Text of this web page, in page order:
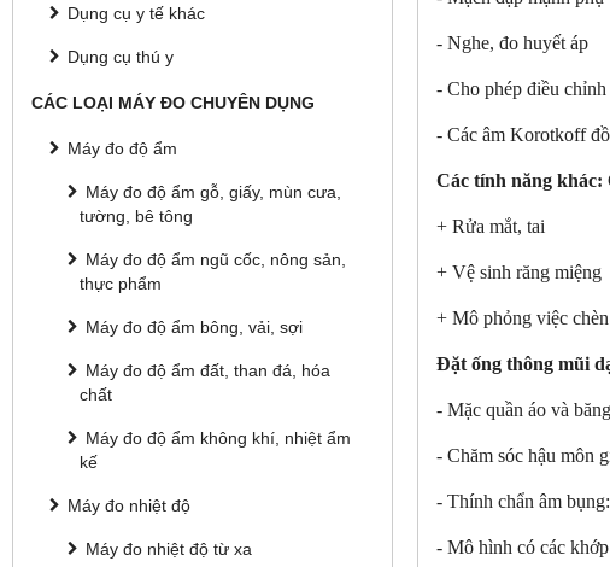
Dụng cụ y tế khác
Dụng cụ thú y
CÁC LOẠI MÁY ĐO CHUYÊN DỤNG
Máy đo độ ẩm
Máy đo độ ẩm gỗ, giấy, mùn cưa,
tường, bê tông
Máy đo độ ẩm ngũ cốc, nông sản,
thực phẩm
Máy đo độ ẩm bông, vải, sợi
Máy đo độ ẩm đất, than đá, hóa
chất
Máy đo độ ẩm không khí, nhiệt ẩm
kế
Máy đo nhiệt độ
Máy đo nhiệt độ từ xa
- Nghe, đo huyết áp
- Cho phép điều
- Các âm Korotkoff
Các tính năng khác:
+ Rửa mắt, tai
+ Vệ sinh răng miệng
+ Mô phỏng việc
Đặt ống thông mũi
- Mặc quần áo và
- Chăm sóc hậu môn
- Thính chẩn âm
- Mô hình có các